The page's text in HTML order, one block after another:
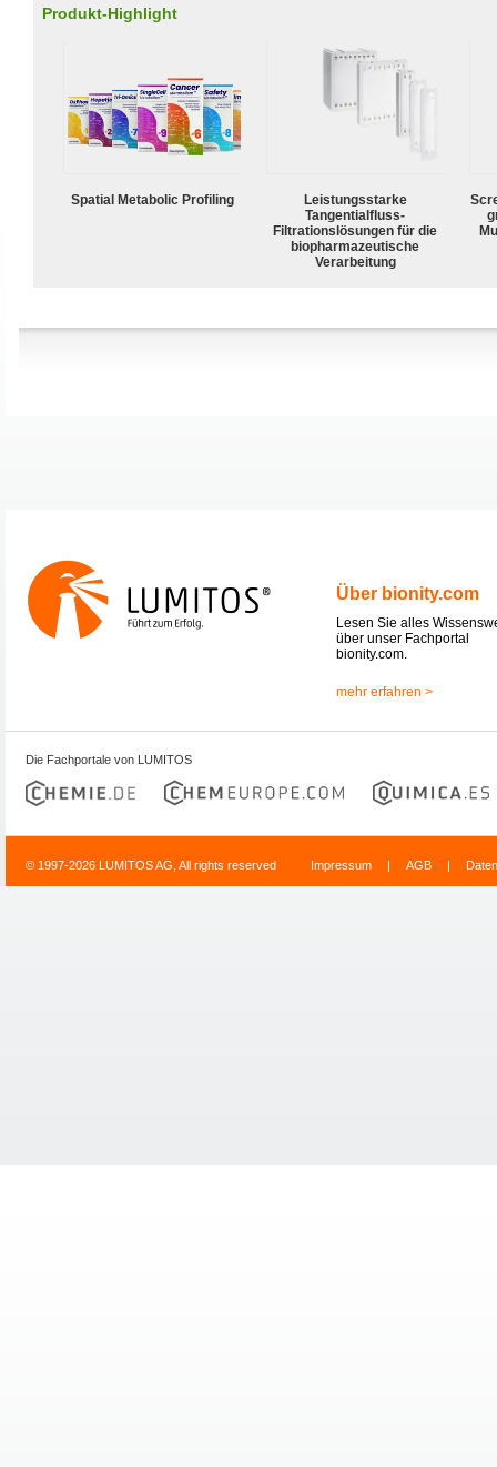
Produkt-Highlight
Spatial Metabolic Profiling
Leistungsstarke
Tangentialfluss-
Filtrationslösungen für die
biopharmazeutische
Verarbeitung
Über bionity.com
Lesen Sie alles
über unser Fachportal
bionity.com.
mehr erfahren >
Die Fachportale von LUMITOS
© 1997-2026 LUMITOS AG, All rights reserved Impressum | AGB |